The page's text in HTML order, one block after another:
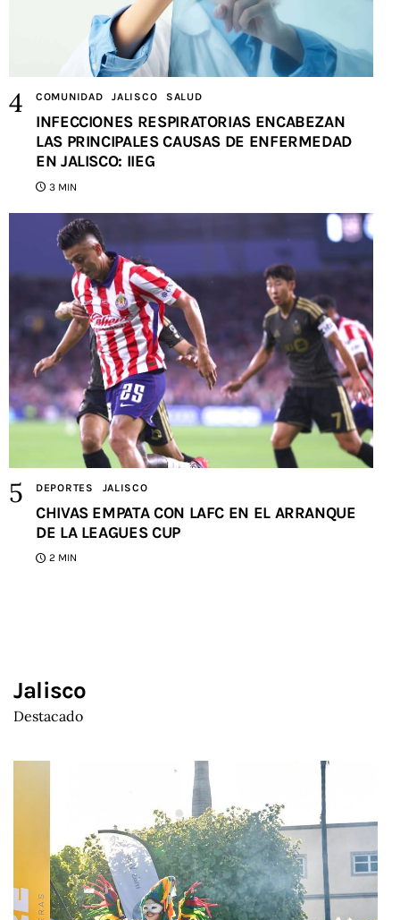
COMUNIDAD JALISCO SALUD
INFECCIONES RESPIRATORIAS ENCABEZAN
LAS PRINCIPALES CAUSAS DE ENFERMEDAD
EN JALISCO: IIEG
3 MIN
DEPORTES JALISCO
CHIVAS EMPATA CON LAFC EN EL ARRANQUE
DE LA LEAGUES CUP
2 MIN
Jalisco
Destacado